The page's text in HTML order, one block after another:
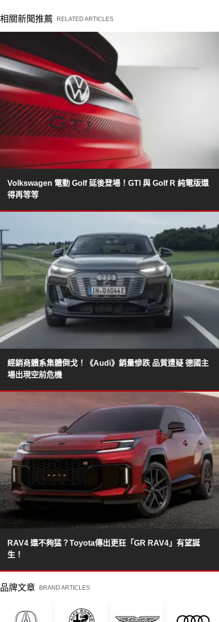
相關新聞推薦 RELATED ARTICLES
Volkswagen 電動 Golf 延後登場！GTI 與 Golf R 純電版還
得再等等
經銷商體系集體倒戈！《Audi》銷量慘跌 品質遭疑 德國主
場出現空前危機
RAV4 還不夠猛？Toyota傳出更狂「GR RAV4」有望誕
生！
品牌文章 BRAND ARTICLES